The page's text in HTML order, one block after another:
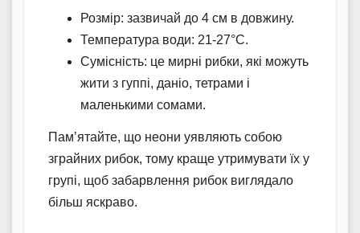
Розмір: зазвичай до 4 см в довжину.
Температура води: 21-27°C.
Сумісність: це мирні рибки, які можуть
жити з гуппі, даніо, тетрами і
маленькими сомами.
Пам’ятайте, що неони уявляють собою
зграйних рибок, тому краще утримувати їх у
групі, щоб забарвлення рибок виглядало
більш яскраво.